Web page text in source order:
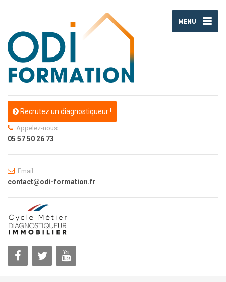
MENU
Recrutez un diagnostiqueur !
Appelez-nous
05 57 50 26 73
Email
contact@odi-formation.fr